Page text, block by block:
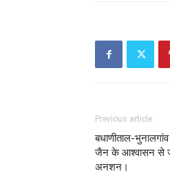
Previous article
बधाणीताल-भुनालगांव
जैन के आश्वासन से
अनशन।